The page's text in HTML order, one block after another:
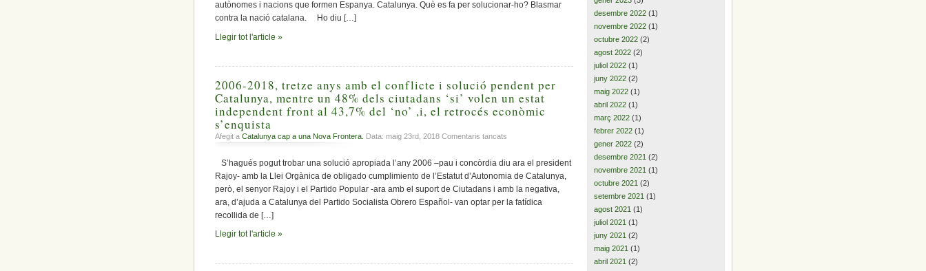
política
arma
autònomes i nacions que formen Espanya. Catalunya. Què es fa per solucionar-ho? Blasmar
contra la nació catalana. Ho diu […]
Llegir tot l'article »
2006-2018, tretze anys amb el conflicte i solució pendent per
Catalunya, mentre un 48% dels ciutadans ‘si’ volen un estat
independent front al 43,7% del ‘no’ ,i, el retrocés econòmic
s’enquista
Afegit a Catalunya cap a una Nova Frontera. Data: maig 23rd, 2018 Comentaris tancats
amb
el
per
S’hagués pogut trobar una solució apropiada l’any 2006 –pau i concòrdia diu ara el president
Rajoy- amb la Llei Orgànica de obligado cumplimiento de l’Estatut d’Autonomia de Catalunya,
però, el senyor Rajoy i el Partido Popular -ara amb el suport de Ciutadans i amb la negativa,
ara, d’ajuda a Catalunya del Partido Socialista Obrero Español- van optar per la fatídica
recollida de […]
Llegir tot l'article »
desembre 2022 (1)
novembre 2022 (1)
octubre 2022 (2)
agost 2022 (2)
juliol 2022 (1)
juny 2022 (2)
maig 2022 (1)
abril 2022 (1)
març 2022 (1)
febrer 2022 (1)
gener 2022 (2)
desembre 2021 (2)
novembre 2021 (1)
octubre 2021 (2)
setembre 2021 (1)
agost 2021 (1)
juliol 2021 (1)
juny 2021 (2)
maig 2021 (1)
abril 2021 (2)